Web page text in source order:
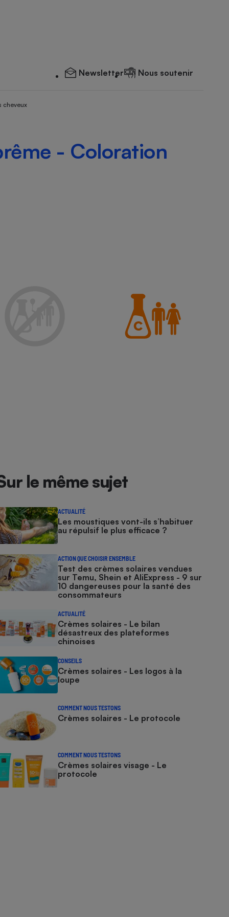
Newsletter Nous soutenir
cheveux
- Coloration
le même sujet
ACTUALITÉ
Les moustiques vont-ils s’habituer
au répulsif le plus efficace ?
ACTION QUE CHOISIR ENSEMBLE
Test des crèmes solaires vendues
sur Temu, Shein et AliExpress - 9 sur
10 dangereuses pour la santé des
consommateurs
ACTUALITÉ
Crèmes solaires - Le bilan
désastreux des plateformes
chinoises
CONSEILS
Crèmes solaires - Les logos à la
loupe
COMMENT NOUS TESTONS
Crèmes solaires - Le protocole
COMMENT NOUS TESTONS
Crèmes solaires visage - Le
protocole